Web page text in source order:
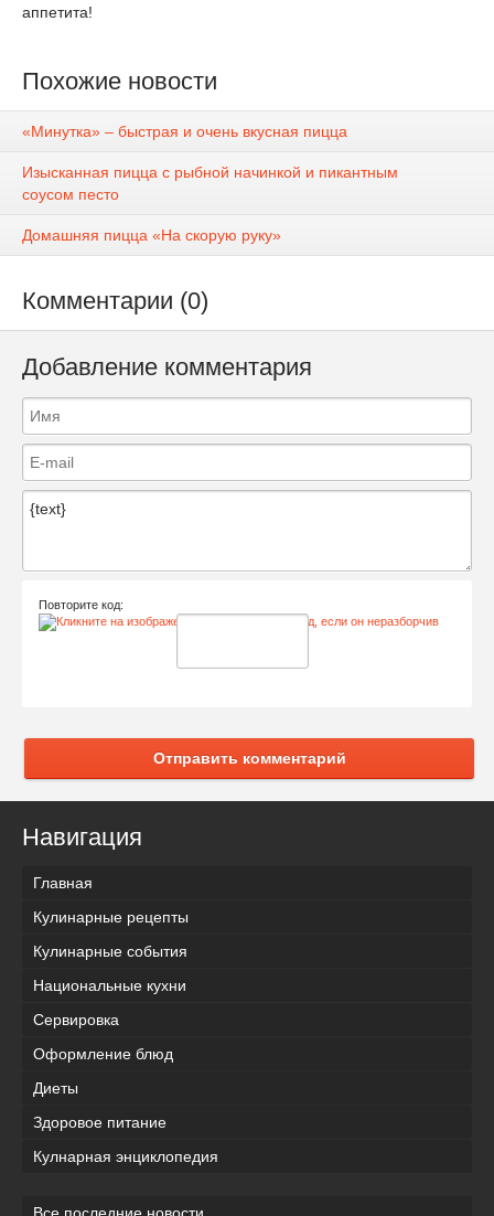
аппетита!
Похожие новости
«Минутка» – быстрая и очень вкусная пицца
Изысканная пицца с рыбной начинкой и пикантным
соусом песто
Домашняя пицца «На скорую руку»
Комментарии (0)
Добавление комментария
Повторите код:
Отправить комментарий
Навигация
Главная
Кулинарные рецепты
Кулинарные события
Национальные кухни
Сервировка
Оформление блюд
Диеты
Здоровое питание
Кулнарная энциклопедия
Все последние новости